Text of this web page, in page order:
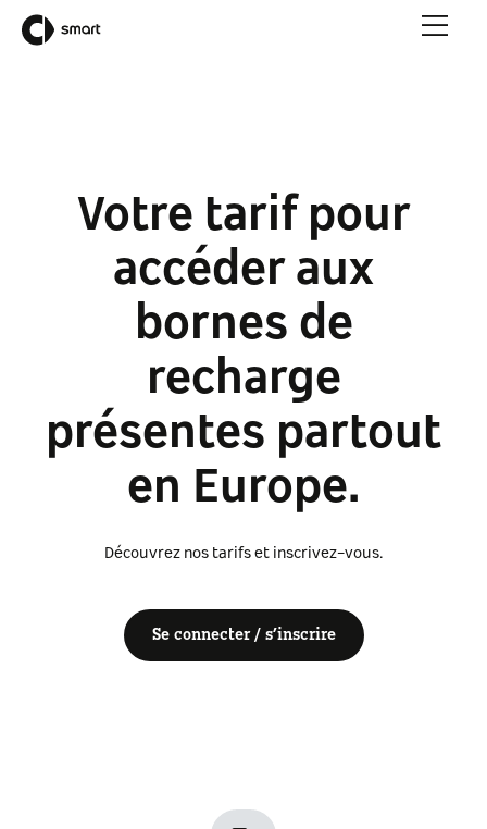
Votre tarif pour
accéder aux
bornes de
recharge
présentes partout
en Europe.
Découvrez nos tarifs et inscrivez-vous.
Se connecter / s’inscrire